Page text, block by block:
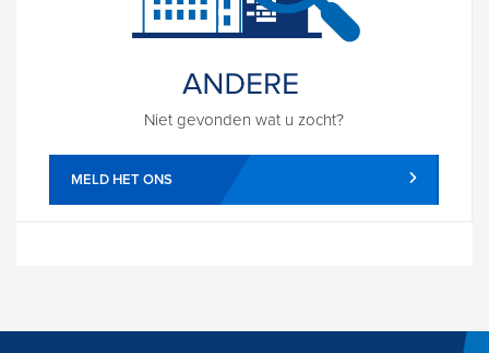
Niet gevonden wat u zocht?
MELD HET ONS